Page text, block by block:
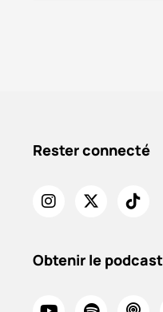
Rester connecté
Obtenir le podcast